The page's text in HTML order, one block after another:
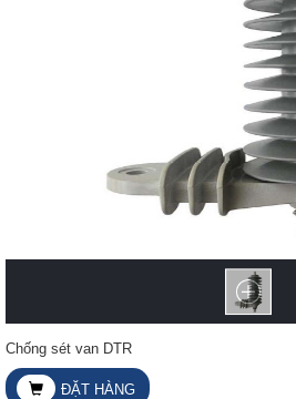
Chống sét van DTR
ĐẶT HÀNG